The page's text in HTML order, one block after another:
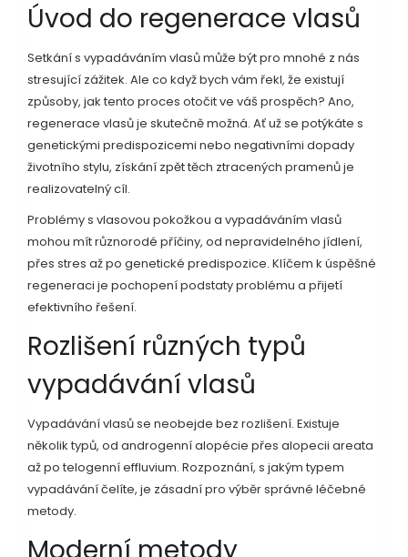
Úvod do regenerace vlasů
Setkání s vypadáváním vlasů může být pro mnohé z nás
stresující zážitek. Ale co když bych vám řekl, že existují
způsoby, jak tento proces otočit ve váš prospěch? Ano,
regenerace vlasů je skutečně možná. Ať už se potýkáte s
genetickými predispozicemi nebo negativními dopady
životního stylu, získání zpět těch ztracených pramenů je
realizovatelný cíl.
Problémy s vlasovou pokožkou a vypadáváním vlasů
mohou mít různorodé příčiny, od nepravidelného jídlení,
přes stres až po genetické predispozice. Klíčem k úspěšné
regeneraci je pochopení podstaty problému a přijetí
efektivního řešení.
Rozlišení různých typů
vypadávání vlasů
Vypadávání vlasů se neobejde bez rozlišení. Existuje
několik typů, od androgenní alopécie přes alopecii areata
až po telogenní effluvium. Rozpoznání, s jakým typem
vypadávání čelíte, je zásadní pro výběr správné léčebné
metody.